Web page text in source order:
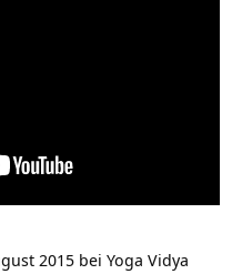
2015 bei Yoga Vidya